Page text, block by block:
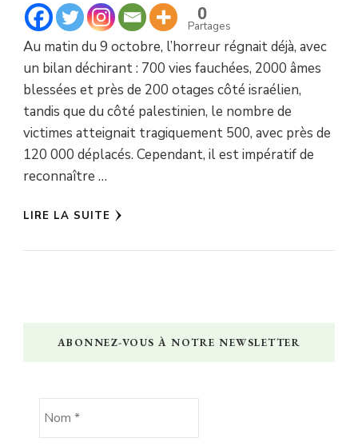
0
Partages
Au matin du 9 octobre, l’horreur régnait déjà, avec
un bilan déchirant : 700 vies fauchées, 2000 âmes
blessées et près de 200 otages côté israélien,
tandis que du côté palestinien, le nombre de
victimes atteignait tragiquement 500, avec près de
120 000 déplacés. Cependant, il est impératif de
reconnaître …
LIRE LA SUITE
ABONNEZ-VOUS À NOTRE NEWSLETTER